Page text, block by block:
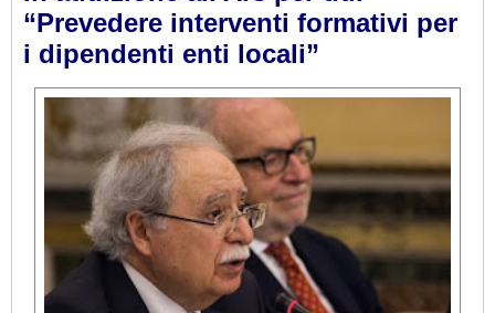
“Prevedere interventi formativi per
i dipendenti enti locali”